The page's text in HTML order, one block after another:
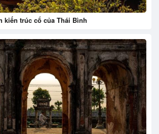
kiến trúc cổ của Thái Bình